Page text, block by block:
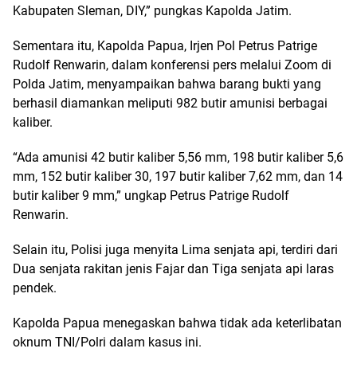
Kabupaten Sleman, DIY,” pungkas Kapolda Jatim.
Sementara itu, Kapolda Papua, Irjen Pol Petrus Patrige
Rudolf Renwarin, dalam konferensi pers melalui Zoom di
Polda Jatim, menyampaikan bahwa barang bukti yang
berhasil diamankan meliputi 982 butir amunisi berbagai
kaliber.
“Ada amunisi 42 butir kaliber 5,56 mm, 198 butir kaliber 5,6
mm, 152 butir kaliber 30, 197 butir kaliber 7,62 mm, dan 14
butir kaliber 9 mm,” ungkap Petrus Patrige Rudolf
Renwarin.
Selain itu, Polisi juga menyita Lima senjata api, terdiri dari
Dua senjata rakitan jenis Fajar dan Tiga senjata api laras
pendek.
Kapolda Papua menegaskan bahwa tidak ada keterlibatan
oknum TNI/Polri dalam kasus ini.